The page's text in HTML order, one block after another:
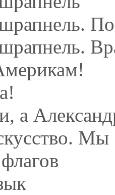
а
Мы